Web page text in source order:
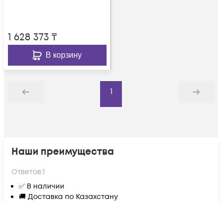
1 628 373 ₸
В корзину
Назад
1
Дальше
Наши преимущества
Ответов:1
✅ В наличии
🚚 Доставка по Казахстану